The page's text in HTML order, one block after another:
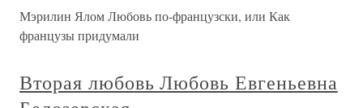
Мэрилин Ялом Любовь по-французски, или Как
французы придумали
Вторая любовь Любовь Евгеньевна